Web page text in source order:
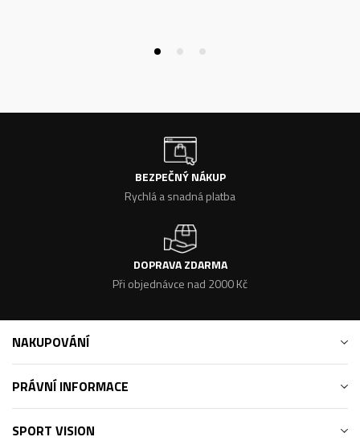
BEZPEČNÝ NÁKUP
Rychlá a snadná platba
DOPRAVA ZDARMA
Při objednávce nad 2000 Kč
NAKUPOVÁNÍ
PRÁVNÍ INFORMACE
SPORT VISION